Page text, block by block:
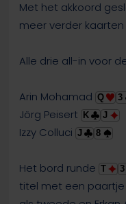
Met het akkoord
meer verder kaarten
Alle drie all-in voor
Arin Mohamad Q 3
Jörg Peisert K J
Izzy Colluci J 8
Het bord runde T 3
titel met een paartje